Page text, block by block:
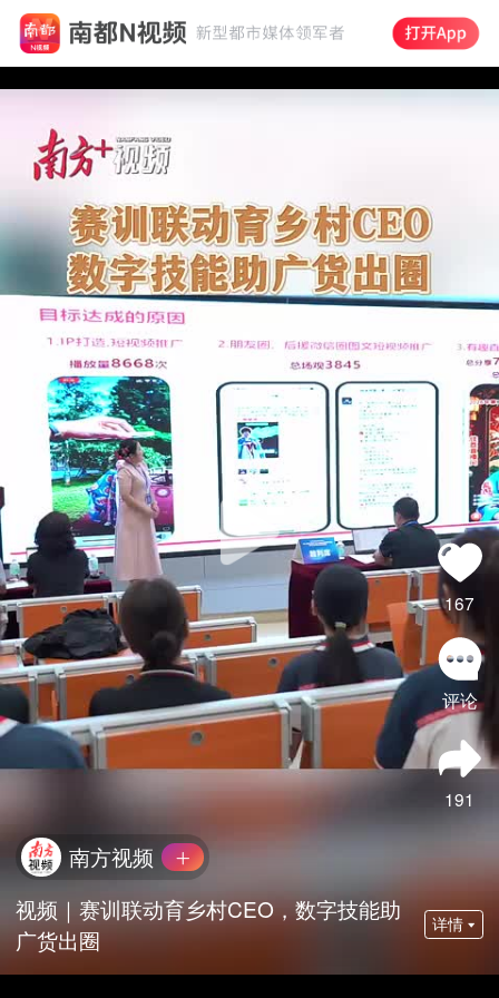
167
评论
191
南方视频
视频｜赛训联动育乡村CEO，数字技能助
广货出圈
详情